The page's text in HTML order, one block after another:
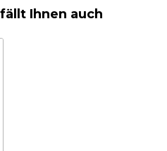
Ihnen auch